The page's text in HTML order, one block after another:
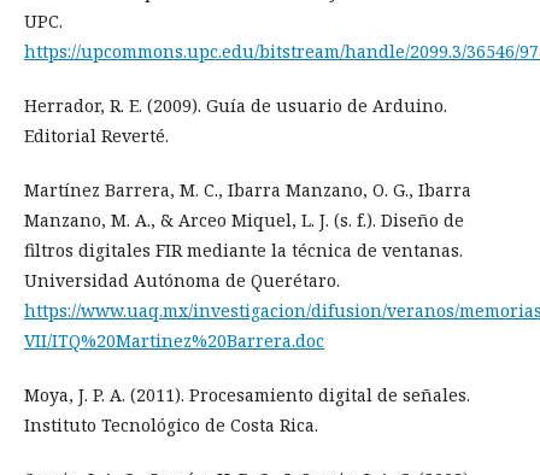
UPC.
https://upcommons.upc.edu/bitstream/handle/2099.3/36546/
Herrador, R. E. (2009). Guía de usuario de Arduino.
Editorial Reverté.
Martínez Barrera, M. C., Ibarra Manzano, O. G., Ibarra
Manzano, M. A., & Arceo Miquel, L. J. (s. f.). Diseño de
filtros digitales FIR mediante la técnica de ventanas.
Universidad Autónoma de Querétaro.
https://www.uaq.mx/investigacion/difusion/veranos/
VII/ITQ%20Martinez%20Barrera.doc
Moya, J. P. A. (2011). Procesamiento digital de señales.
Instituto Tecnológico de Costa Rica.